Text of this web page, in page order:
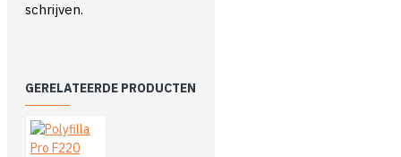
schrijven.
GERELATEERDE PRODUCTEN